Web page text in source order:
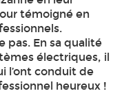
témoigné en
pas. En sa qualité
électriques, il
l’ont conduit de
heureux !